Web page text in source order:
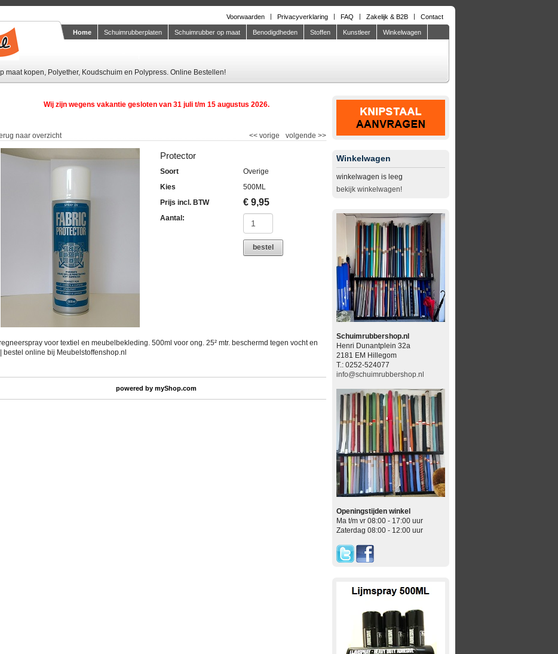
Voorwaarden Privacyverklaring FAQ Zakelijk & B2B Contact
maat kopen, Polyether, Koudschuim en Polypress. Online Bestellen!
Home Schuimrubberplaten Schuimrubber op maat Benodigdheden Stoffen Kunstleer Winkelwagen
Wij zijn wegens vakantie gesloten van 31 juli t/m 15 augustus 2026.
naar overzicht volgende >>
<<vorige
Protector
Soort
Overige
Kies
500ML
Prijs incl. BTW
€ 9,95
Aantal:
bestel
voor textiel en meubelbekleding. 500ml voor ong. 25² mtr. beschermd tegen vocht en
bestel online bij Meubelstoffenshop.nl
powered bymyShop.com
Winkelwagen
winkelwagen is leeg
bekijk winkelwagen!
Schuimrubbershop.nl
Henri Dunantplein 32a
2181 EM Hillegom
T.: 0252-524077
info@schuimrubbershop.nl
Openingstijden winkel
Ma t/m vr 08:00 - 17:00 uur
Zaterdag 08:00 - 12:00 uur